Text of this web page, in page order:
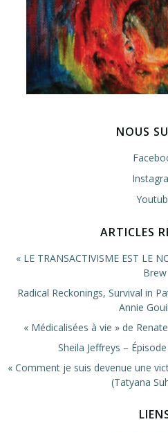
NOUS
ARTICLES
« LE TRANSACTIVISME EST LE
Brew
Radical Reckonings, Survival in
Annie
« Médicalisées à vie » de
Sheila Jeffreys –
« Comment je suis devenue une
(Tatyana